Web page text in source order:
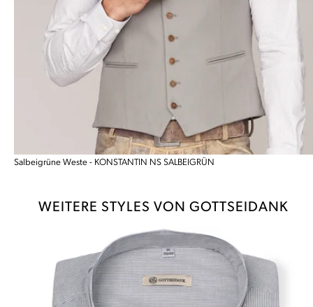
Salbeigrüne Weste - KONSTANTIN NS SALBEIGRÜN
WEITERE STYLES VON GOTTSEIDANK